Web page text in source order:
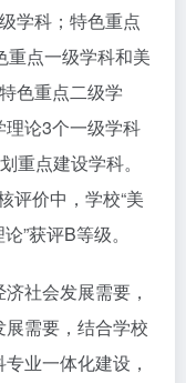
学科；特色重点
重点一级学科和美
色重点二级学
论3个一级学科
重点建设学科。
评价中，学校“美
”获评B等级。
社会发展需要，
需要，结合学校
业一体化建设，